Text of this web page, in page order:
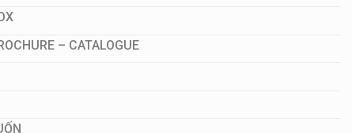
– CATALOGUE